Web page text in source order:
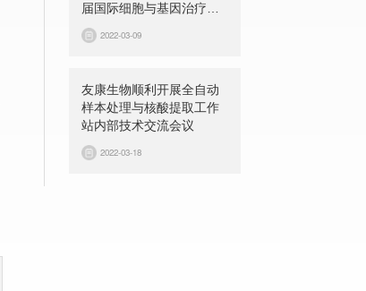
届国际细胞与基因治疗中
国峰会（CGCS 2022）
2022-03-09
友康生物顺利开展全自动
样本处理与核酸提取工作
站内部技术交流会议
2022-03-18